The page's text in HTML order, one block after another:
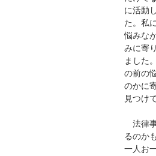
に活動
た。私
悩みな
みに寄
ました
の前の
のかに
見つけ
法律
るのか
一人お